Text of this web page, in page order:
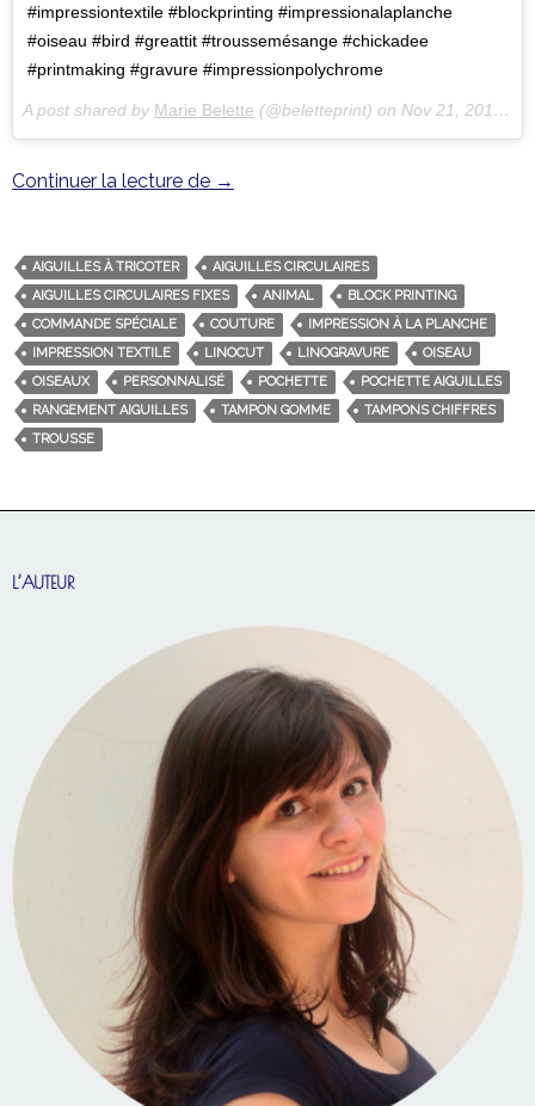
#impressiontextile #blockprinting #impressionalaplanche
#oiseau #bird #greattit #troussemésange #chickadee
#printmaking #gravure #impressionpolychrome
A post shared by Marie Belette (@beletteprint) on Nov 21, 2017 at 11:53pm PST
Continuer la lecture de Une pochette mésange sur mesure
→
AIGUILLES À TRICOTER
AIGUILLES CIRCULAIRES
AIGUILLES CIRCULAIRES FIXES
ANIMAL
BLOCK PRINTING
COMMANDE SPÉCIALE
COUTURE
IMPRESSION À LA PLANCHE
IMPRESSION TEXTILE
LINOCUT LINOGRAVURE
OISEAU
OISEAUX
PERSONNALISÉ POCHETTE
POCHETTE AIGUILLES
RANGEMENT AIGUILLES
TAMPON GOMME
TAMPONS CHIFFRES
TROUSSE
L’AUTEUR